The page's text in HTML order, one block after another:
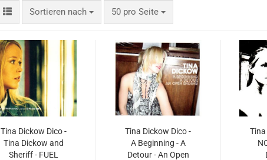
Sortieren nach
Sortieren nach 50 pro Seite
pro Seite
Tina Dickow Dico -
Tina Dickow and
Sheriff - FUEL
Tina Dickow Dico -
A Beginning - A
Detour - An Open